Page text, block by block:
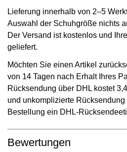
Lieferung innerhalb von 2–5
Auswahl der Schuhgröße nichts
Der Versand ist kostenlos und
geliefert.
Möchten Sie einen Artikel
von 14 Tagen nach Erhalt Ihres
Rücksendung über DHL kostet
und unkomplizierte
Bestellung ein DHL-
Bewertungen